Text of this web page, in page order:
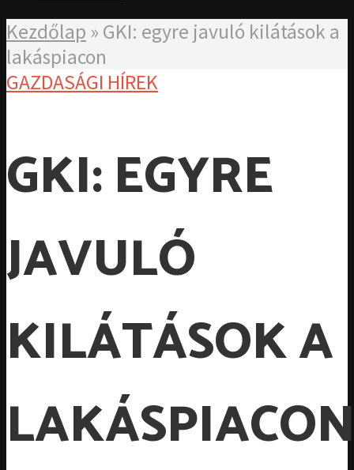
Kezdőlap » GKI: egyre javuló kilátások a
lakáspiacon
GAZDASÁGI HÍREK
GKI: EGYRE
JAVULÓ
KILÁTÁSOK A